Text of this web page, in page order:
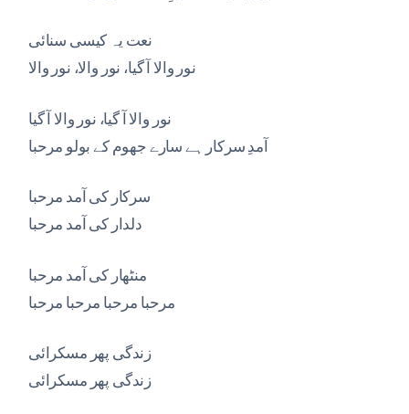
نعت یہ کیسی سنائی
نور والا آ گیا، نور والا، نور والا
نور والا آ گیا، نور والا آ گیا
آمدِ سرکار ہے سارے جھوم کے بولو مرحبا
سرکار کی آمد مرحبا
دلدار کی آمد مرحبا
منٹھار کی آمد مرحبا
مرحبا مرحبا مرحبا مرحبا
زندگی پھر مسکرائی
زندگی پھر مسکرائی